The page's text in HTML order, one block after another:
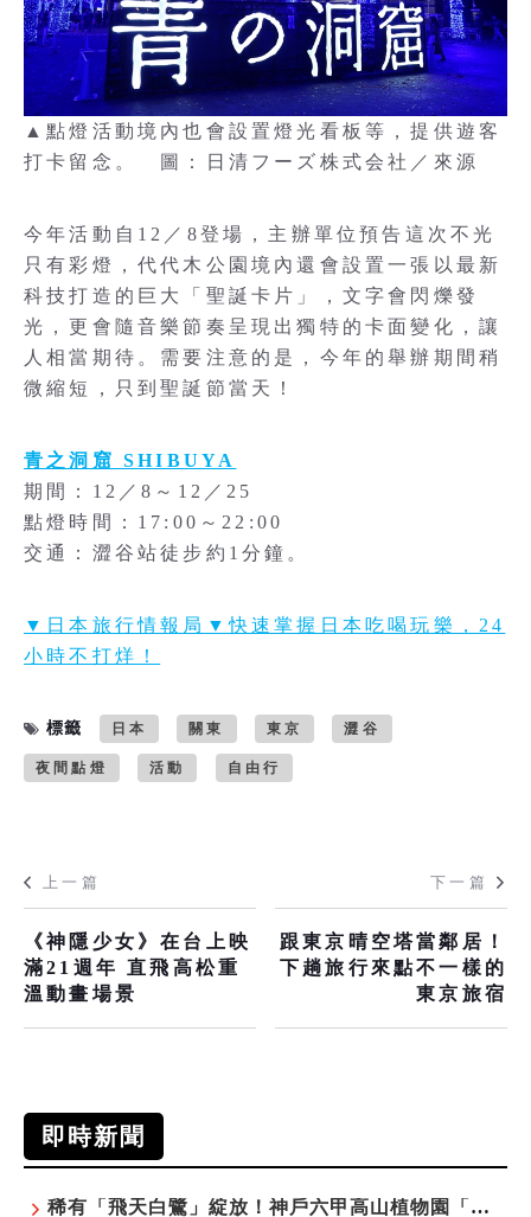
▲點燈活動境內也會設置燈光看板等，提供遊客
打卡留念。 圖：日清フーズ株式会社／來源
今年活動自12／8登場，主辦單位預告這次不光
只有彩燈，代代木公園境內還會設置一張以最新
科技打造的巨大「聖誕卡片」，文字會閃爍發
光，更會隨音樂節奏呈現出獨特的卡面變化，讓
人相當期待。需要注意的是，今年的舉辦期間稍
微縮短，只到聖誕節當天！
青之洞窟 SHIBUYA
期間：12／8～12／25
點燈時間：17:00～22:00
交通：澀谷站徒步約1分鐘。
▼日本旅行情報局▼快速掌握日本吃喝玩樂，24
小時不打烊！
標籤 日本 關東 東京 澀谷
夜間點燈 活動 自由行
上一篇
《神隱少女》在台上映
滿21週年 直飛高松重
溫動畫場景
下一篇
跟東京晴空塔當鄰居！
下趟旅行來點不一樣的
東京旅宿
即時新聞
稀有「飛天白鷺」綻放！神戶六甲高山植物園「鷺草」珍貴現身